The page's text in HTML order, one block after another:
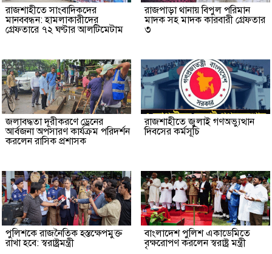
রাজশাহীতে সাংবাদিকদের
মানববন্ধন: হামলাকারীদের
গ্রেফতারে ৭২ ঘণ্টার আলটিমেটাম
রাজপাড়া থানায় বিপুল পরিমান
মাদক সহ মাদক কারবারী গ্রেফতার
৩
জলাবদ্ধতা দূরীকরণে ড্রেনের
আর্বজনা অপসারণ কার্যক্রম পরিদর্শন
করলেন রাসিক প্রশাসক
রাজশাহীতে জুলাই গণঅভ্যুত্থান
দিবসের কর্মসূচি
পুলিশকে রাজনৈতিক হস্তক্ষেপমুক্ত
রাখা হবে: স্বরাষ্ট্রমন্ত্রী
বাংলাদেশ পুলিশ একাডেমিতে
বৃক্ষরোপণ করলেন স্বরাষ্ট্র মন্ত্রী